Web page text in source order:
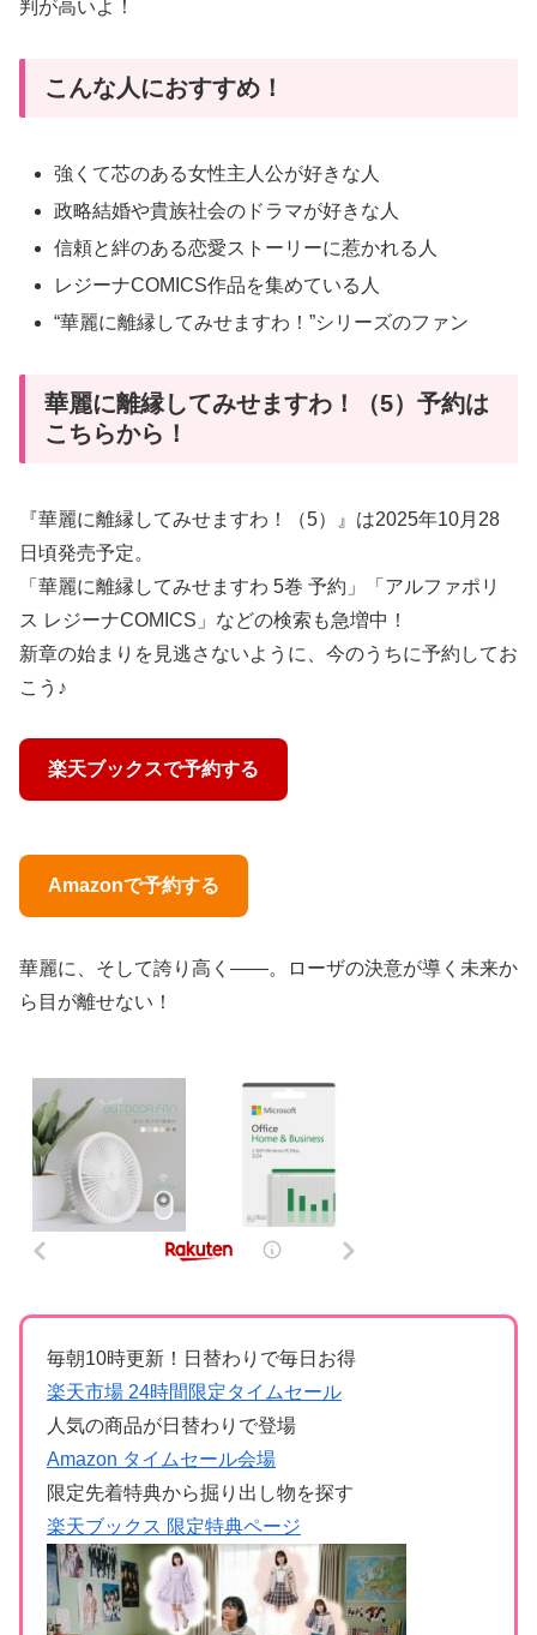
判が高いよ！
こんな人におすすめ！
強くて芯のある女性主人公が好きな人
政略結婚や貴族社会のドラマが好きな人
信頼と絆のある恋愛ストーリーに惹かれる人
レジーナCOMICS作品を集めている人
“華麗に離縁してみせますわ！”シリーズのファン
華麗に離縁してみせますわ！（5）予約は
こちらから！
『華麗に離縁してみせますわ！（5）』は2025年10月28
日頃発売予定。
「華麗に離縁してみせますわ 5巻 予約」「アルファポリ
ス レジーナCOMICS」などの検索も急増中！
新章の始まりを見逃さないように、今のうちに予約してお
こう♪
楽天ブックスで予約する
Amazonで予約する
華麗に、そして誇り高く――。ローザの決意が導く未来か
ら目が離せない！
毎朝10時更新！日替わりで毎日お得
楽天市場 24時間限定タイムセール
人気の商品が日替わりで登場
Amazon タイムセール会場
限定先着特典から掘り出し物を探す
楽天ブックス 限定特典ページ